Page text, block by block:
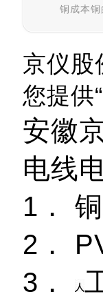
铜成本
京仪股
您提供
安徽
电线
1．
2．
3．